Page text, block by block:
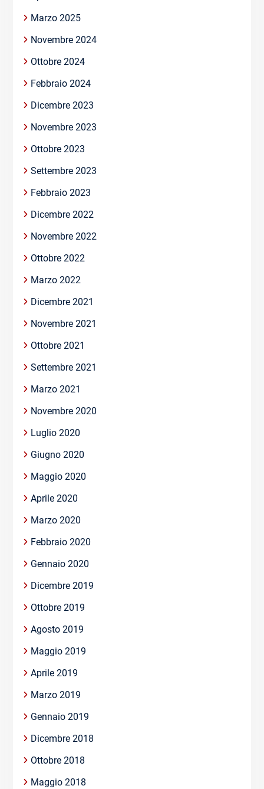
Marzo 2025
Novembre 2024
Ottobre 2024
Febbraio 2024
Dicembre 2023
Novembre 2023
Ottobre 2023
Settembre 2023
Febbraio 2023
Dicembre 2022
Novembre 2022
Ottobre 2022
Marzo 2022
Dicembre 2021
Novembre 2021
Ottobre 2021
Settembre 2021
Marzo 2021
Novembre 2020
Luglio 2020
Giugno 2020
Maggio 2020
Aprile 2020
Marzo 2020
Febbraio 2020
Gennaio 2020
Dicembre 2019
Ottobre 2019
Agosto 2019
Maggio 2019
Aprile 2019
Marzo 2019
Gennaio 2019
Dicembre 2018
Ottobre 2018
Maggio 2018